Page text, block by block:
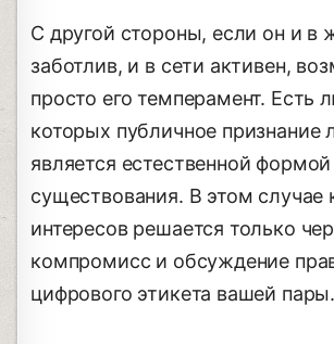
С другой стороны, если он и в
заботлив, и в сети активен,
просто его темперамент. Есть
которых публичное признание
является естественной формой
существования. В этом случае
интересов решается только
компромисс и обсуждение
цифрового этикета вашей пары.